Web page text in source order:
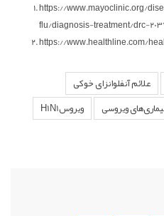
https://www.mayoclinic.org/
flu/diagnosis-treatment/drc-
https://www.healthline.com/
علائم آنفلوانزای خوکی
ویروسی
ویروسH1N1